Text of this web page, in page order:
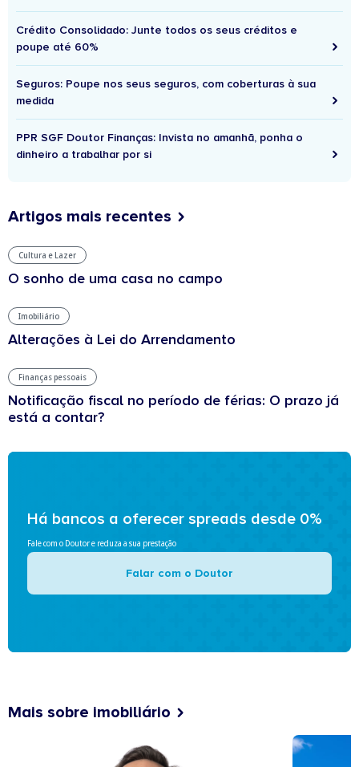
Crédito Consolidado: Junte todos os seus créditos e
poupe até 60%
Seguros: Poupe nos seus seguros, com coberturas à sua
medida
PPR SGF Doutor Finanças: Invista no amanhã, ponha o
dinheiro a trabalhar por si
Artigos mais recentes
Cultura e Lazer
O sonho de uma casa no campo
Imobiliário
Alterações à Lei do Arrendamento
Finanças pessoais
Notificação fiscal no período de férias: O prazo já
está a contar?
Há bancos a oferecer spreads desde 0%
Fale com o Doutor e reduza a sua prestação
Falar com o Doutor
Mais sobre imobiliário